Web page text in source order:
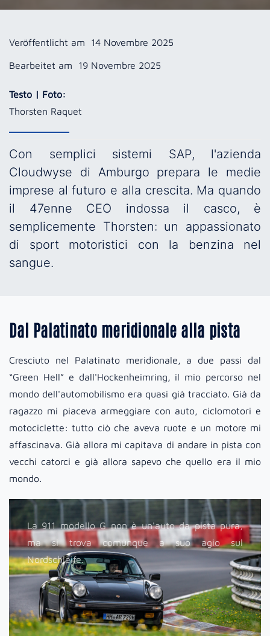
Con semplici sistemi SAP, l'azienda
Cloudwyse di Amburgo prepara le medie
imprese al futuro e alla crescita. Ma quando
il 47enne CEO indossa il casco, è
semplicemente Thorsten: un appassionato
di sport motoristici con la benzina nel
sangue.
Veröffentlicht am 14 Novembre 2025
Bearbeitet am 19 Novembre 2025
Testo | Foto:
Thorsten Raquet
Dal Palatinato meridionale alla pista
Cresciuto nel Palatinato meridionale, a due passi dal
“Green Hell” e dall'Hockenheimring, il mio percorso nel
mondo dell'automobilismo era quasi già tracciato. Già da
ragazzo mi piaceva armeggiare con auto, ciclomotori e
motociclette: tutto ciò che aveva ruote e un motore mi
affascinava. Già allora mi capitava di andare in pista con
vecchi catorci e già allora sapevo che quello era il mio
mondo.
La 911 modello G non è un'auto da pista pura,
ma si trova comunque a suo agio sul
Nordschleife.